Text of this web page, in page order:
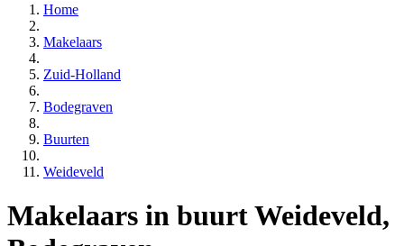
Home
Makelaars
Zuid-Holland
Bodegraven
Buurten
Weideveld
Makelaars in buurt Weideveld,